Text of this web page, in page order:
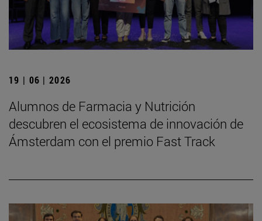
19 | 06 | 2026
Alumnos de Farmacia y Nutrición
descubren el ecosistema de innovación de
Ámsterdam con el premio Fast Track